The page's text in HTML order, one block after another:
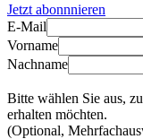
Jetzt abonnnieren
E-Mail
Vorname
Nachname
Bitte wählen Sie aus,
erhalten möchten.
(Optional,